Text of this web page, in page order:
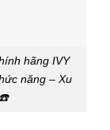
hãng IVY
năng – Xu